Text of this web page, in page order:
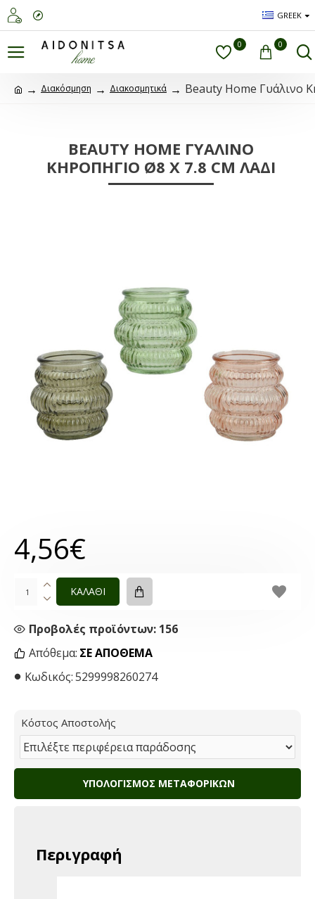
GREEK
0 0
Διακόσμηση Διακοσμητικά Beauty Home Γυάλινο
BEAUTY HOME ΓΥΆΛΙΝΟ
ΚΗΡΟΠΉΓΙΟ Ø8 X 7.8 CM ΛΑΔΊ
Απόθεμα: ΣΕ ΑΠΌΘΕΜΑ
Κωδικός:5299998260274
Προβολές προϊόντων: 156
4,56€
ΚΑΛΑΘΙ
Κόστος Αποστολής
ΥΠΟΛΟΓΙΣΜΌΣ ΜΕΤΑΦΟΡΙΚΏΝ
Περιγραφή